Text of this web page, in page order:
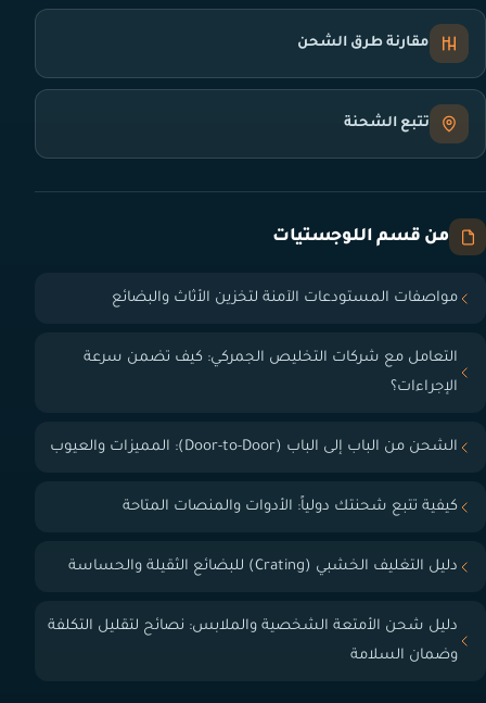
مقارنة طرق الشحن
تتبع الشحنة
من قسم اللوجستيات
مواصفات المستودعات الآمنة لتخزين الأثاث والبضائع
التعامل مع شركات التخليص الجمركي: كيف تضمن سرعة
الإجراءات؟
الشحن من الباب إلى الباب (Door-to-Door): المميزات والعيوب
كيفية تتبع شحنتك دولياً: الأدوات والمنصات المتاحة
دليل التغليف الخشبي (Crating) للبضائع الثقيلة والحساسة
دليل شحن الأمتعة الشخصية والملابس: نصائح لتقليل التكلفة
وضمان السلامة